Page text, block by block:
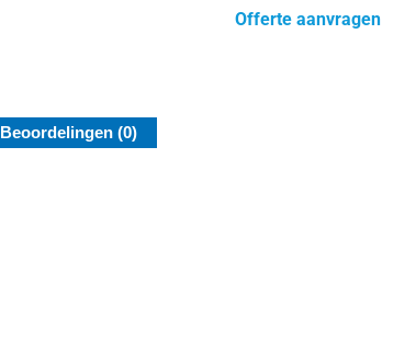
Offerte aanvragen
Beoordelingen (0)